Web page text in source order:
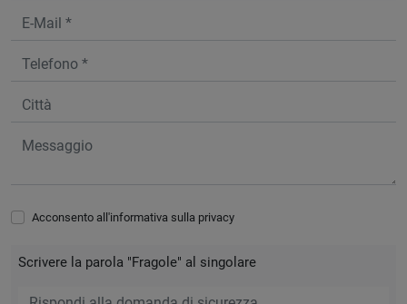
Acconsento all'informativa sulla privacy
Scrivere la parola "Fragole" al singolare